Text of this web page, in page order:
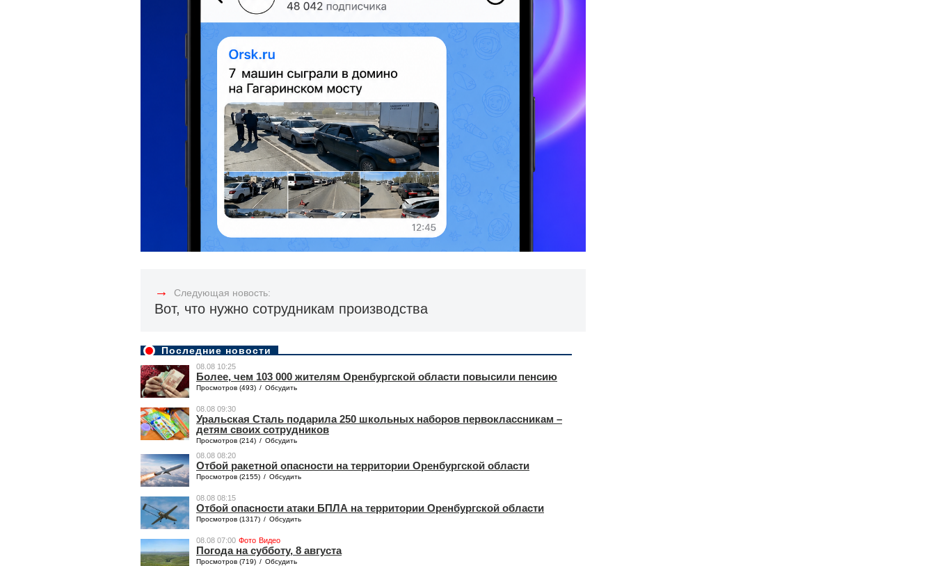
→ Следующая новость:
Вот, что нужно сотрудникам производства
Последние новости
08.08 10:25
Более, чем 103 000 жителям Оренбургской области повысили пенсию
Просмотров (493) / Обсудить
08.08 09:30
Уральская Сталь подарила 250 школьных наборов первоклассникам –
детям своих сотрудников
Просмотров (214) / Обсудить
08.08 08:20
Отбой ракетной опасности на территории Оренбургской области
Просмотров (2155) / Обсудить
08.08 08:15
Отбой опасности атаки БПЛА на территории Оренбургской области
Просмотров (1317) / Обсудить
08.08 07:00 Фото Видео
Погода на субботу, 8 августа
Просмотров (719) / Обсудить